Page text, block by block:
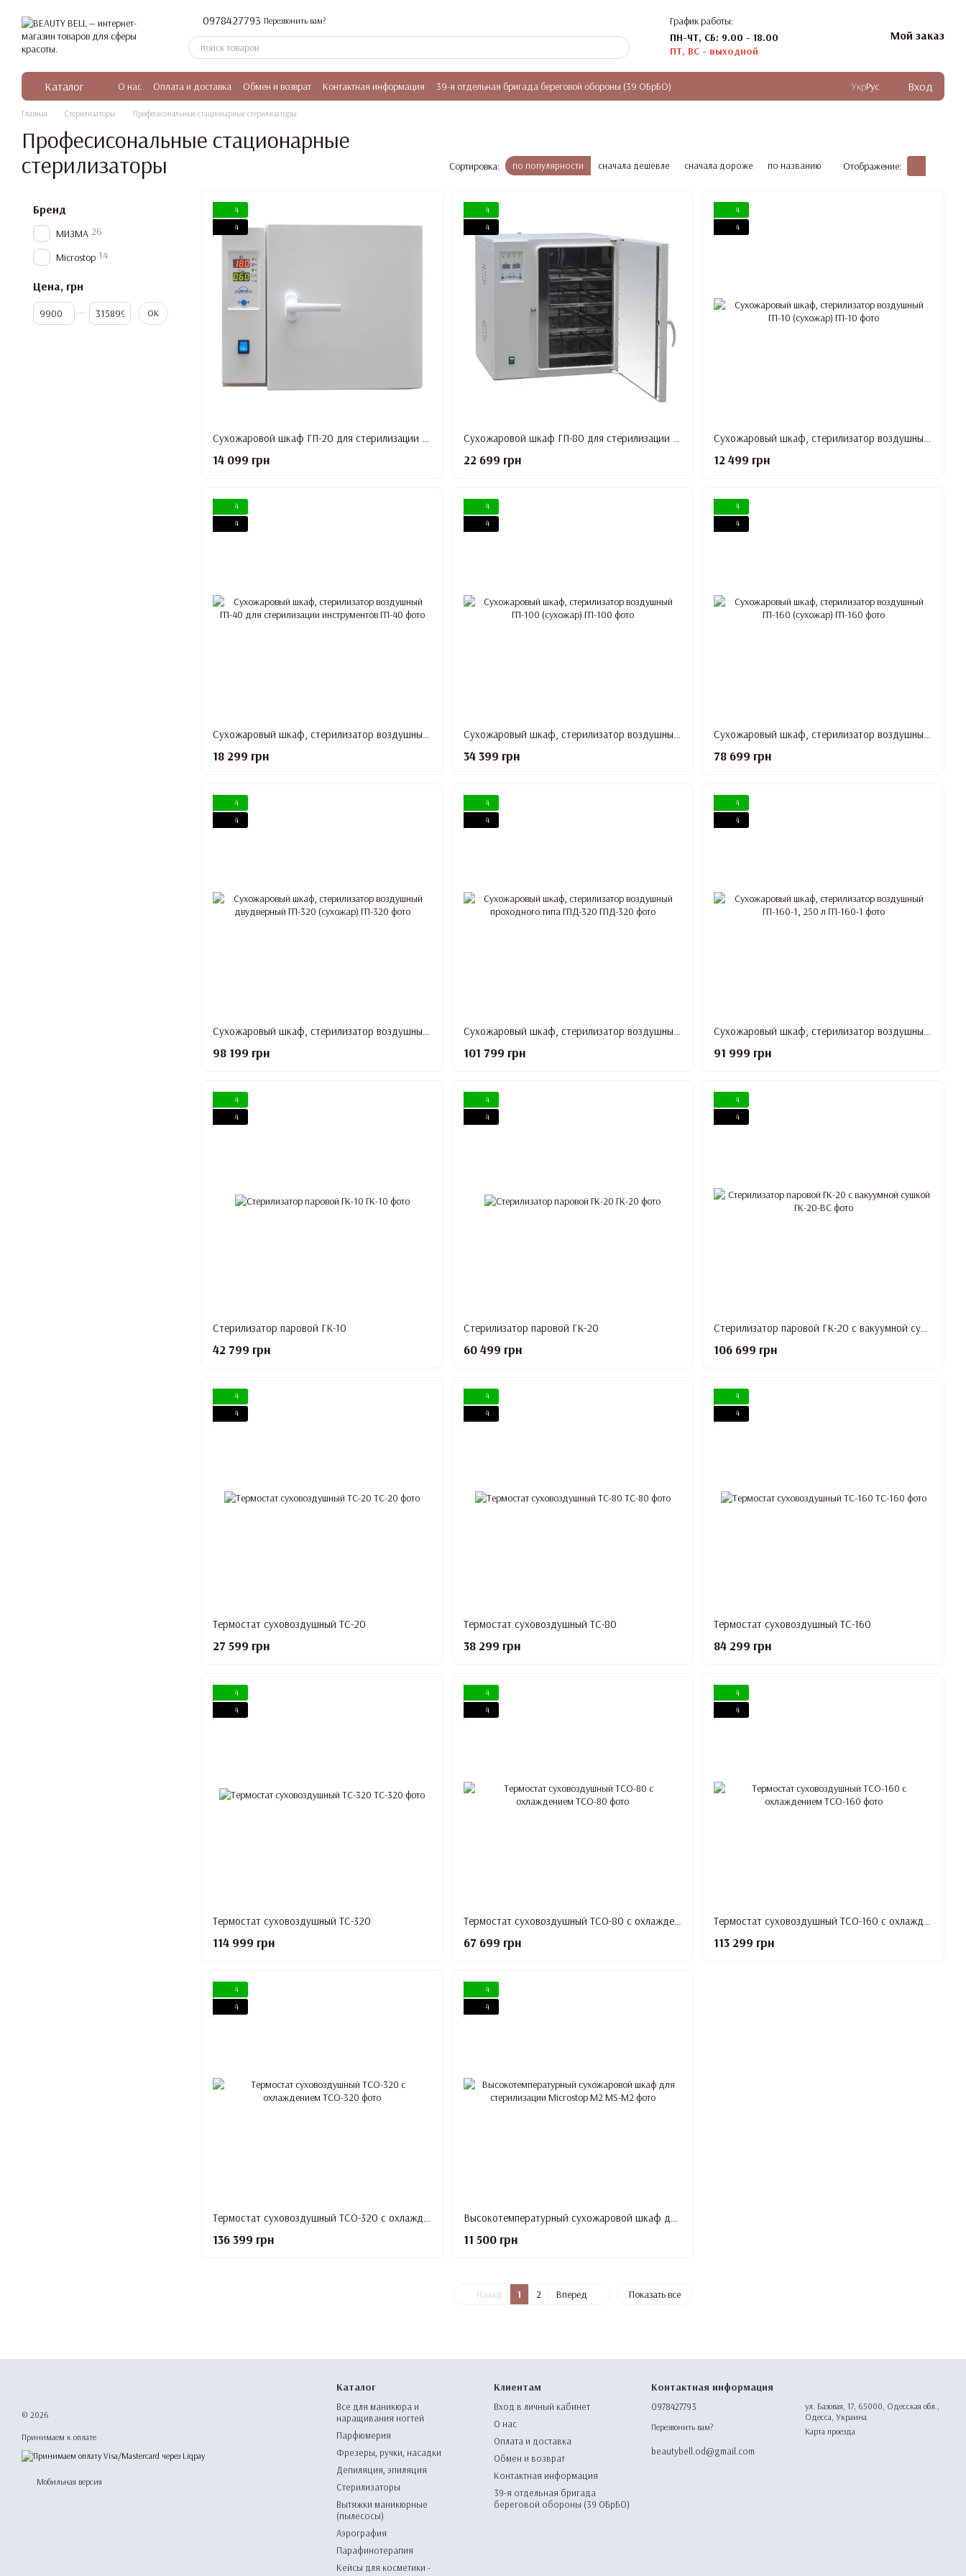
0978427793 Перезвонить вам?
График работы:
ПН-ЧТ, СБ: 9.00 - 18.00
ПТ, ВС - выходной
Мой заказ
Каталог О нас Оплата и доставка Обмен и возврат Контактная информация 39-я отдельная бригада береговой обороны (39 ОБрБО) УкрРус Вход
Главная Стерилизаторы Професисональные стационарные стерилизаторы
Професисональные стационарные
стерилизаторы
Сортировка: по популярности сначала дешевле сначала дороже по названию Отображение:
4
4
14 099 грн
4
4
22 699 грн
4
4
12 499 грн
4
4
Сухожаровый шкаф, стерилизатор воздушный ГП-40 для стерилизации инструментов
18 299 грн
4
4
Сухожаровый шкаф, стерилизатор воздушный ГП-100 (сухожар)
34 399 грн
4
4
Сухожаровый шкаф, стерилизатор воздушный ГП-160 (сухожар)
78 699 грн
4
4
Сухожаровый шкаф, стерилизатор воздушный двудверный ГП-320 (сухожар)
98 199 грн
4
4
Сухожаровый шкаф, стерилизатор воздушный проходного типа ГПД-320
101 799 грн
4
4
Сухожаровый шкаф, стерилизатор воздушный ГП-160-1, 250 л
91 999 грн
4
4
Стерилизатор паровой ГК-10
42 799 грн
4
4
Стерилизатор паровой ГК-20
60 499 грн
4
4
106 699 грн
4
4
Термостат суховоздушный ТС-20
27 599 грн
4
4
Термостат суховоздушный ТС-80
38 299 грн
4
4
Термостат суховоздушный ТС-160
84 299 грн
4
4
Термостат суховоздушный ТС-320
114 999 грн
4
4
Термостат суховоздушный ТСО-80 с охлаждением
67 699 грн
4
4
Термостат суховоздушный ТСО-160 с охлаждением
113 299 грн
4
4
136 399 грн
4
4
11 500 грн
Назад 1 2 Вперед Показать все
Бренд
МИЗМА 26
Microstop 14
Цена, грн
От Цена, грн
До Цена, грн OK
© 2026
Принимаем к оплате
Мобильная версия
Каталог
Все для маникюра и
наращивания ногтей
Парфюмерия
Фрезеры, ручки, насадки
Депиляция, эпиляция
Стерилизаторы
Вытяжки маникюрные
(пылесосы)
Аэрография
Парафинотерапия
Кейсы для косметики -
Клиентам
Вход в личный кабинет
О нас
Оплата и доставка
Обмен и возврат
Контактная информация
39-я отдельная бригада
береговой обороны (39 ОБрБО)
Контактная информация
0978427793
Перезвонить вам?
beautybell.od@gmail.com
ул. Базовая, 17, 65000, Одесская обл.,
Одесса, Украина
Карта проезда